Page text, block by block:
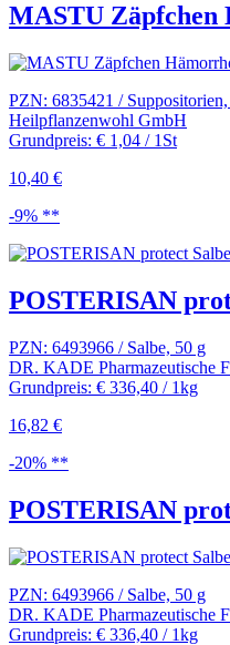
MASTU Zäpfchen
PZN: 6835421 /
Heilpflanzenwohl GmbH
Grundpreis: € 1,04 / 1St
10,40 €
-9% **
POSTERISAN
PZN: 6493966 / Salbe, 50 g
DR. KADE Pharmazeutische
Grundpreis: € 336,40 / 1kg
16,82 €
-20% **
POSTERISAN
PZN: 6493966 / Salbe, 50 g
DR. KADE Pharmazeutische
Grundpreis: € 336,40 / 1kg